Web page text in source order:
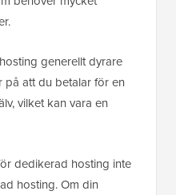
generellt dyrare
att du betalar för en
vilket kan vara en
dedikerad hosting inte
hosting. Om din